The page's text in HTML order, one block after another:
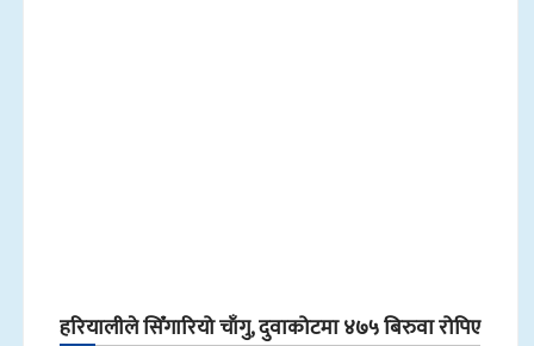
हरियालीले सिँगारियो चाँगु, दुवाकोटमा ४७५ बिरुवा रोपिए